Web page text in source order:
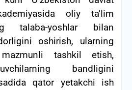
oliy ta’lim
talaba-yoshlar bilan
oshirish, ularning
tashkil etish,
bandligini
qator yetakchi ish